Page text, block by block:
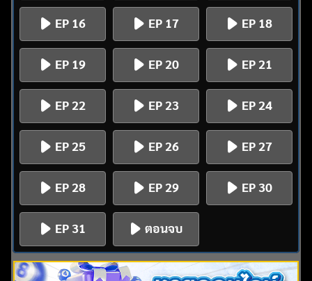
EP 16 EP 17 EP 18
EP 19 EP 20 EP 21
EP 22 EP 23 EP 24
EP 25 EP 26 EP 27
EP 28 EP 29 EP 30
EP 31 ตอนจบ